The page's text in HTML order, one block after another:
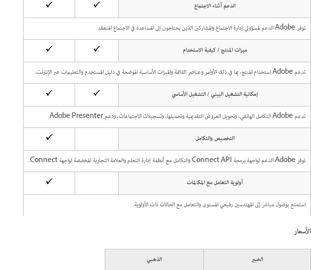
الدعم أثناء الاجتماع
توفر Adobe الدعم لمسؤولي إدارة الاجتماع والمشاركين الذين يحتاجون إلى المساعدة في الاجتماع المنعقد.
ميزات المنتج / كيفية الاستخدام
تدعم Adobe استخدام المنتج، بما في ذلك الأوامر وعناصر القائمة والميزات الأساسية الموضحة في دليل المستخدم والتعليمات عبر الإنترنت.
إمكانية التشغيل البيني / التشغيل الأساسي
تدعم Adobe التكامل الهاتفي، وتحويل العروض التقديمية وتحميلها، وتسجيلات الاجتماعات، ودعم Adobe Presenter.
التخصيص والتكامل
توفر Adobe الدعم لواجهة برمجة Connect API والتكامل مع أنظمة إدارة التعلم والعلامة التجارية المخصصة لواجهة Connect.
أولوية التعامل مع المكالمات
استمتع بوصول مباشر إلى المهندسين رفيعي المستوى والتعامل مع الحالات ذات الأولوية.
الأسعار
الخبير الذهبي